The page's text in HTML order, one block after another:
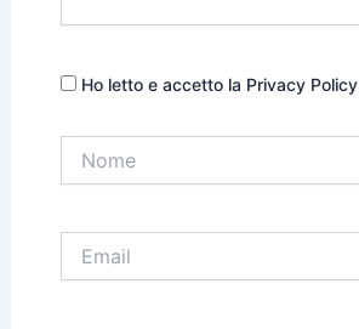
Ho letto e accetto la Privacy Policy